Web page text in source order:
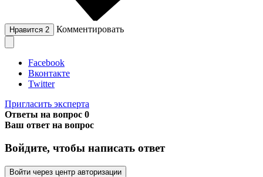
Нравится 2 Комментировать
Facebook
Вконтакте
Twitter
Пригласить эксперта
Ответы на вопрос 0
Ваш ответ на вопрос
Войдите, чтобы написать ответ
Войти через центр авторизации